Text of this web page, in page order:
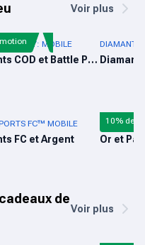
Voir plus
OF DUTY: MOBILE
Points COD et Battle Pass
DIAMANTS
FC™ MOBILE
FC et Argent
BLOOD
Or et
10% de
de
Voir plus